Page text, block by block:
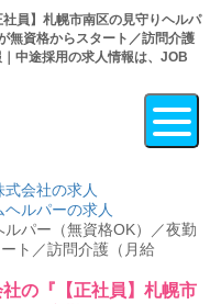
員】札幌市南区の見守りヘルパ
無資格からスタート／訪問介護
中途採用の求人情報は、JOB
会社の求人
ルパーの求人
ルパー（無資格OK）／夜勤
ト／訪問介護（月給
の『【正社員】札幌市